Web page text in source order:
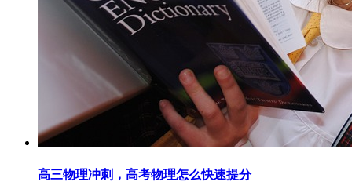
高三物理冲刺，高考物理怎么快速提分